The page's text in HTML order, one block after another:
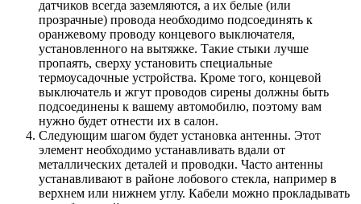
датчиков всегда заземляются, а их белые (или
прозрачные) провода необходимо подсоединять к
оранжевому проводу концевого выключателя,
установленного на вытяжке. Такие стыки лучше
пропаять, сверху установить специальные
термоусадочные устройства. Кроме того, концевой
выключатель и жгут проводов сирены должны быть
подсоединены к вашему автомобилю, поэтому вам
нужно будет отнести их в салон.
Следующим шагом будет установка антенны. Этот
элемент необходимо устанавливать вдали от
металлических деталей и проводки. Часто антенны
устанавливают в районе лобового стекла, например в
верхнем или нижнем углу. Кабели можно прокладывать